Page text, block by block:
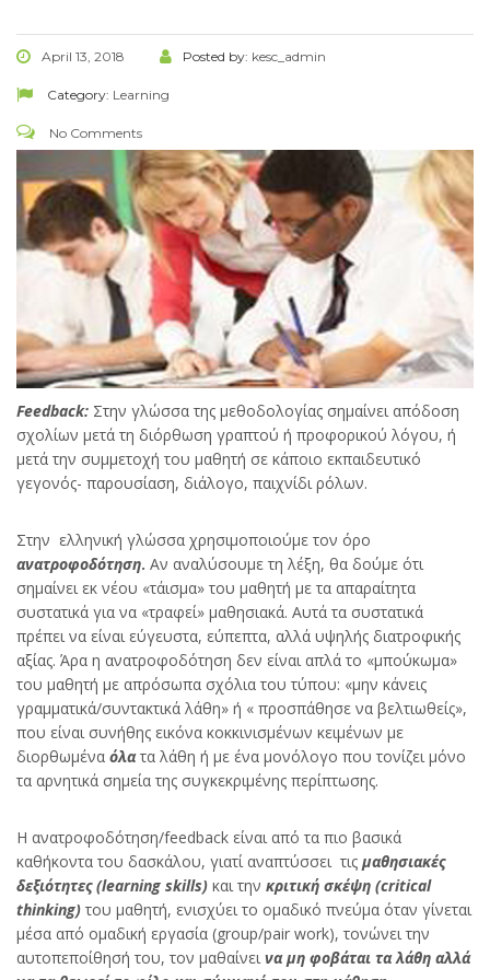
April 13, 2018 Posted by: kesc_admin
Category: Learning
No Comments
Feedback: Στην γλώσσα της μεθοδολογίας σημαίνει απόδοση
σχολίων μετά τη διόρθωση γραπτού ή προφορικού λόγου, ή
μετά την συμμετοχή του μαθητή σε κάποιο εκπαιδευτικό
γεγονός- παρουσίαση, διάλογο, παιχνίδι ρόλων.
Στην ελληνική γλώσσα χρησιμοποιούμε τον όρο
ανατροφοδότηση. Αν αναλύσουμε τη λέξη, θα δούμε ότι
σημαίνει εκ νέου «τάισμα» του μαθητή με τα απαραίτητα
συστατικά για να «τραφεί» μαθησιακά. Αυτά τα συστατικά
πρέπει να είναι εύγευστα, εύπεπτα, αλλά υψηλής διατροφικής
αξίας. Άρα η ανατροφοδότηση δεν είναι απλά το «μπούκωμα»
του μαθητή με απρόσωπα σχόλια του τύπου: «μην κάνεις
γραμματικά/συντακτικά λάθη» ή « προσπάθησε να βελτιωθείς»,
που είναι συνήθης εικόνα κοκκινισμένων κειμένων με
διορθωμένα όλατα λάθη ή με ένα μονόλογο που τονίζει μόνο
τα αρνητικά σημεία της συγκεκριμένης περίπτωσης.
Η ανατροφοδότηση/feedback είναι από τα πιο βασικά
καθήκοντα του δασκάλου, γιατί αναπτύσσει τις μαθησιακές
δεξιότητες (learning skills) και την κριτική σκέψη (critical
thinking) του μαθητή, ενισχύει το ομαδικό πνεύμα όταν γίνεται
μέσα από ομαδική εργασία (group/pair work), τονώνει την
αυτοπεποίθησή του, τον μαθαίνεινα μη φοβάται τα λάθη αλλά